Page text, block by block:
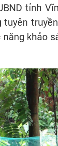
tỉnh
khảo